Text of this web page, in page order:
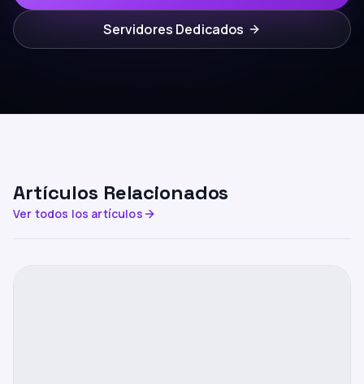
Servidores Dedicados
Artículos Relacionados
Ver todos los artículos